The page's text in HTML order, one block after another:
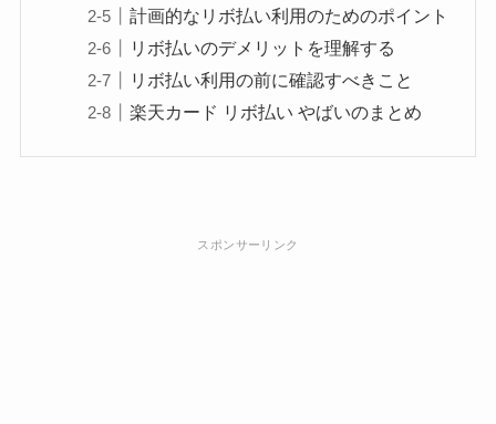
計画的なリボ払い利用のためのポイント
リボ払いのデメリットを理解する
リボ払い利用の前に確認すべきこと
楽天カード リボ払い やばいのまとめ
スポンサーリンク